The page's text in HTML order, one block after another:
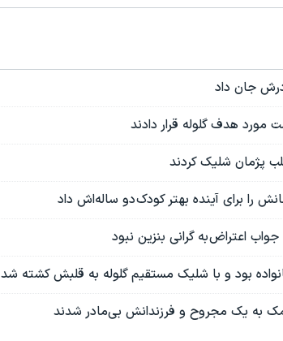
جان داد
مورد هدف گلوله قرار دادند
پژمان شلیک کردند
برای آینده بهتر کودک دو ساله‌اش داد
اعتراض به گرانی بنزین نبود
بود و با شلیک مستقیم گلوله به قلبش کشته شد
به یک مجروح و فرزندانش بی‌مادر شدند